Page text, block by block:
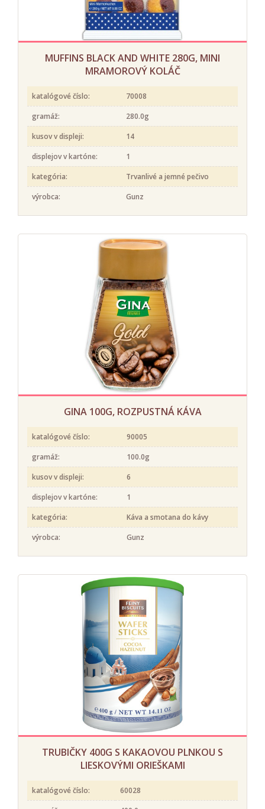
MUFFINS BLACK AND WHITE 280G, MINI
MRAMOROVÝ KOLÁČ
katalógové číslo:
70008
gramáž:
280.0g
kusov v displeji:
14
displejov v kartóne:
1
kategória:
Trvanlivé a jemné pečivo
výrobca:
Gunz
GINA 100G, ROZPUSTNÁ KÁVA
katalógové číslo:
90005
gramáž:
100.0g
kusov v displeji:
6
displejov v kartóne:
1
kategória:
Káva a smotana do kávy
výrobca:
Gunz
TRUBIČKY 400G S KAKAOVOU PLNKOU S
LIESKOVÝMI ORIEŠKAMI
katalógové číslo:
60028